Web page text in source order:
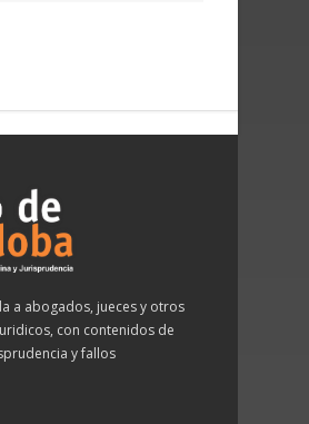
a abogados, jueces y otros
con contenidos de
y fallos